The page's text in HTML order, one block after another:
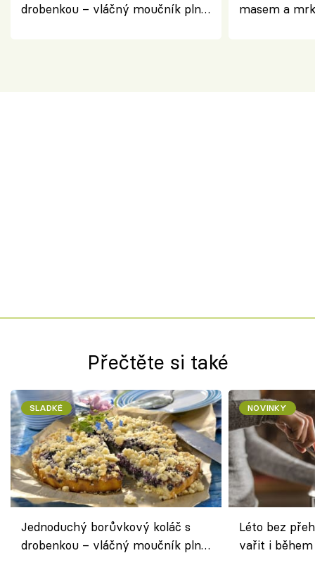
drobenkou – vláčný moučník plný
masem a
Přečtěte si také
SLADKÉ
Jednoduchý borůvkový koláč s
drobenkou – vláčný moučník plný
NOVINKY
Léto bez
vařit i